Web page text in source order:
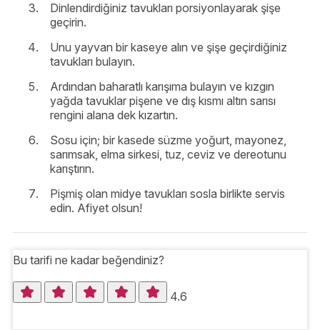
Dinlendirdiğiniz tavukları porsiyonlayarak şişe
geçirin.
Unu yayvan bir kaseye alın ve şişe geçirdiğiniz
tavukları bulayın.
Ardından baharatlı karışıma bulayın ve kızgın
yağda tavuklar pişene ve dış kısmı altın sarısı
rengini alana dek kızartın.
Sosu için; bir kasede süzme yoğurt, mayonez,
sarımsak, elma sirkesi, tuz, ceviz ve dereotunu
karıştırın.
Pişmiş olan midye tavukları sosla birlikte servis
edin. Afiyet olsun!
Bu tarifi ne kadar beğendiniz?
4.6